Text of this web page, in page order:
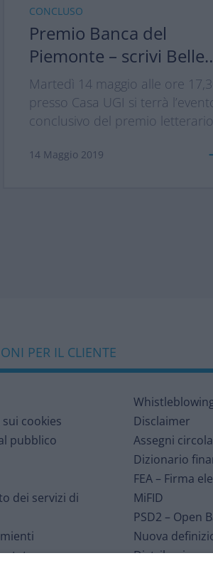
CONCLUSO
Premio Banca del
Piemonte – scrivi Belle
Parole
Martedì 14 maggio alle ore
presso Casa UGI si terrà
conclusivo del premio letterario
da Banca del Piemonte a
14 Maggio 2019
PER IL CLIENTE
cookies
pubblico
dei servizi di
Disclaimer
Assegni
Dizionario
FEA – Firma
MiFID
PSD2 – Open
Nuova
Distribuzione